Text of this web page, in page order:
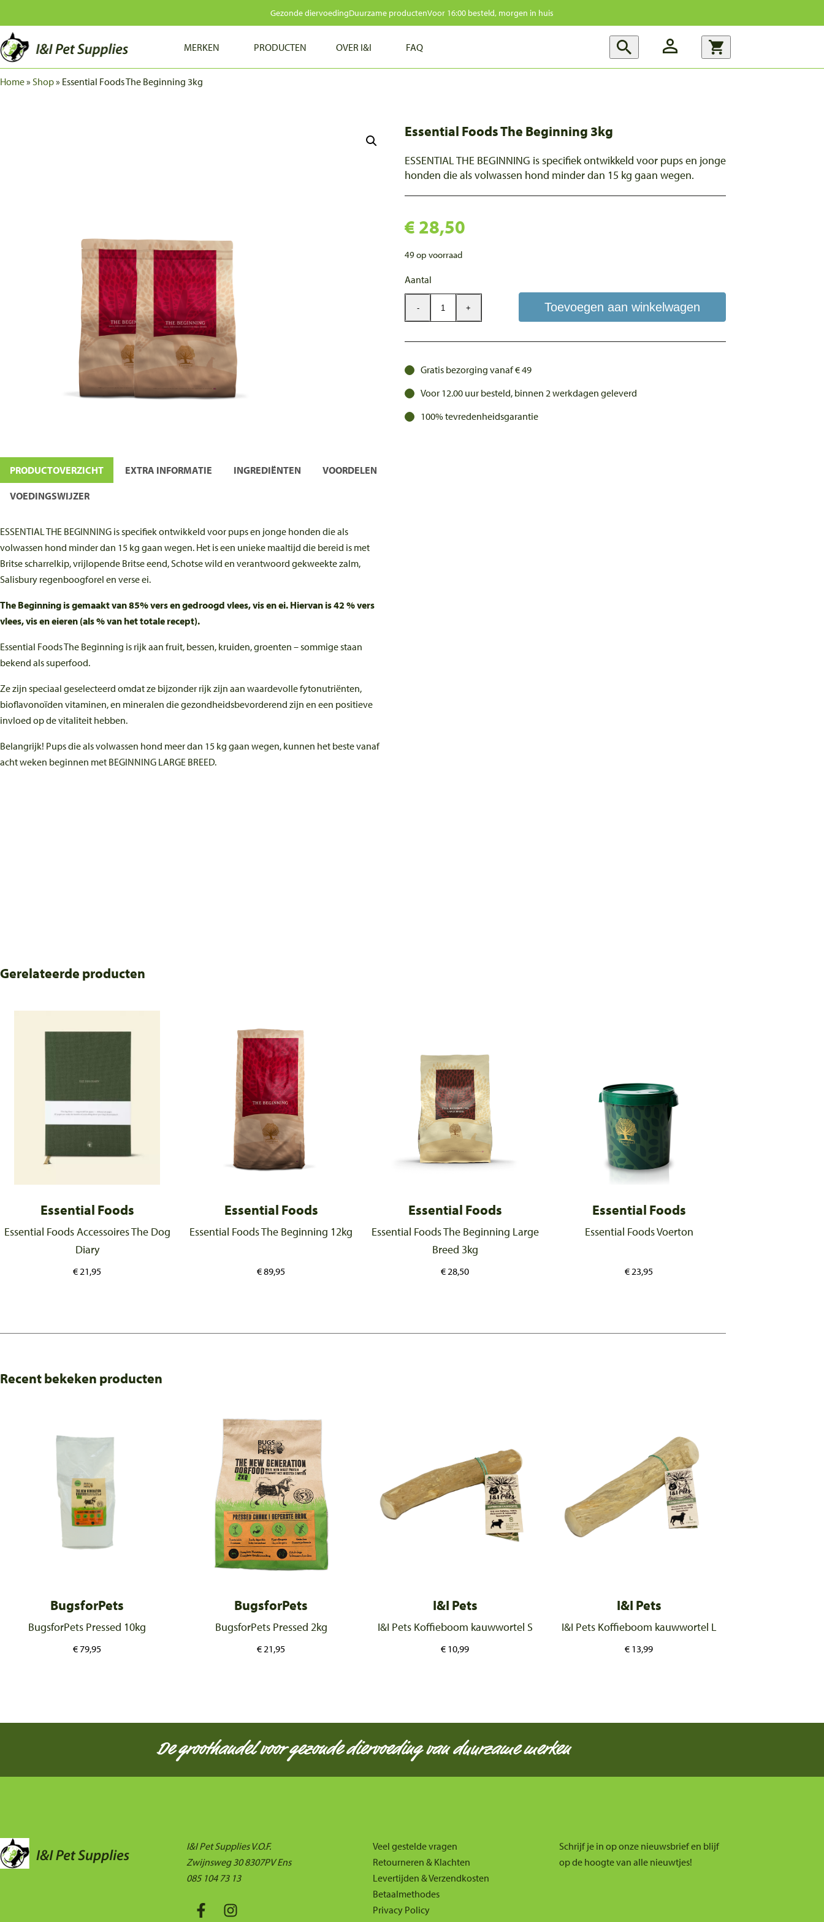
Gezonde diervoedingDuurzame productenVoor 16:00 besteld, morgen in huis
MERKEN
HERBAFIX
PRODUCTEN OVER I&I FAQ
Home» Shop» Essential Foods The Beginning 3kg
Essential Foods The Beginning 3kg
ESSENTIAL THE BEGINNING is specifiek ontwikkeld voor pups en jonge
honden die als volwassen hond minder dan 15 kg gaan wegen.
€ 28,50
49 op voorraad
Aantal
-
Essential
aantal
+ Toevoegen aan winkelwagen
Gratis bezorging vanaf € 49
Voor 12.00 uur besteld, binnen 2 werkdagen geleverd
100% tevredenheidsgarantie
PRODUCTOVERZICHT EXTRA INFORMATIE INGREDIËNTEN VOORDELEN
VOEDINGSWIJZER
ESSENTIAL THE BEGINNING is specifiek ontwikkeld voor pups en jonge honden die als
volwassen hond minder dan 15 kg gaan wegen. Het is een unieke maaltijd die bereid is met
Britse scharrelkip, vrijlopende Britse eend, Schotse wild en verantwoord gekweekte zalm,
Salisbury regenboogforel en verse ei.
The Beginning is gemaakt van 85% vers en gedroogd vlees, vis en ei. Hiervan is 42 % vers
vlees, vis en eieren (als % van het totale recept).
Essential Foods The Beginning is rijk aan fruit, bessen, kruiden, groenten – sommige staan
bekend als superfood.
Ze zijn speciaal geselecteerd omdat ze bijzonder rijk zijn aan waardevolle fytonutriënten,
bioflavonoïden vitaminen, en mineralen die gezondheidsbevorderend zijn en een positieve
invloed op de vitaliteit hebben.
Belangrijk! Pups die als volwassen hond meer dan 15 kg gaan wegen, kunnen het beste vanaf
acht weken beginnen met BEGINNING LARGE BREED.
Gerelateerde producten
Essential Foods
Essential Foods Accessoires The Dog
Diary
€21,95
Essential Foods
Essential Foods The Beginning 12kg
€89,95
Essential Foods
Essential Foods The Beginning Large
Breed 3kg
€28,50
Essential Foods
Essential Foods Voerton
€23,95
Recent bekeken producten
BugsforPets
BugsforPets Pressed 10kg
€79,95
BugsforPets
BugsforPets Pressed 2kg
€21,95
I&I Pets
I&I Pets Koffieboom kauwwortel S
€ 10,99
I&I Pets
I&I Pets Koffieboom kauwwortel L
€ 13,99
De groothandel voor gezonde diervoeding van duurzame merken
I&I Pet Supplies V.O.F.
Zwijnsweg 30 8307PV Ens
085 104 73 13
Veel gestelde vragen
Retourneren & Klachten
Levertijden & Verzendkosten
Betaalmethodes
Privacy Policy
Schrijf je in op onze nieuwsbrief en blijf
op de hoogte van alle nieuwtjes!